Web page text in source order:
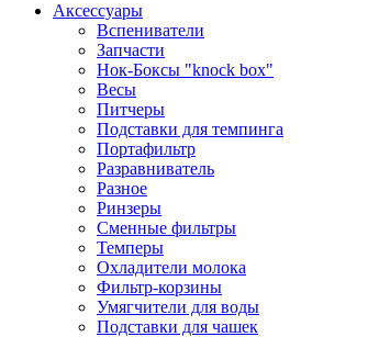
Аксессуары
Вспениватели
Запчасти
Нок-Боксы "knock box"
Весы
Питчеры
Подставки для темпинга
Портафильтр
Разравниватель
Разное
Ринзеры
Сменные фильтры
Темперы
Охладители молока
Фильтр-корзины
Умягчители для воды
Подставки для чашек